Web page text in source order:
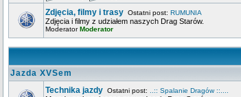
Zdjęcia, filmy i trasy Ostatni post: RUMUNIA
Zdjęcia i filmy z udziałem naszych Drag Starów.
ModeratorModerator
Jazda XVSem
Technika jazdy Ostatni post: ..:: Spalanie Dragów ::....